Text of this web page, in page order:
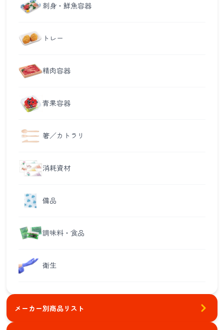
刺身・鮮魚容器
トレー
精肉容器
青果容器
箸／カトラリ
消耗資材
備品
調味料・食品
衛生
メーカー別商品リスト